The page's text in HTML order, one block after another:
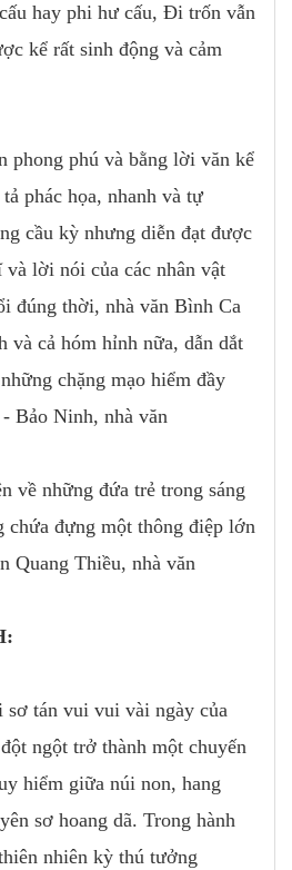
hay phi hư cấu, Đi trốn vẫn
kể rất sinh động và cảm
phong phú và bằng lời văn kể
phác họa, nhanh và tự
cầu kỳ nhưng diễn đạt được
lời nói của các nhân vật
đúng thời, nhà văn Bình Ca
và cả hóm hỉnh nữa, dẫn dắt
chặng mạo hiểm đầy
Bảo Ninh, nhà văn
về những đứa trẻ trong sáng
chứa đựng một thông điệp lớn
Quang Thiều, nhà văn
tán vui vui vài ngày của
ngột trở thành một chuyến
hiểm giữa núi non, hang
sơ hoang dã. Trong hành
nhiên kỳ thú tưởng